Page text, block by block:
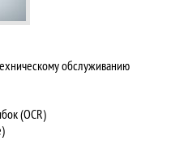
обслуживанию
(OCR)